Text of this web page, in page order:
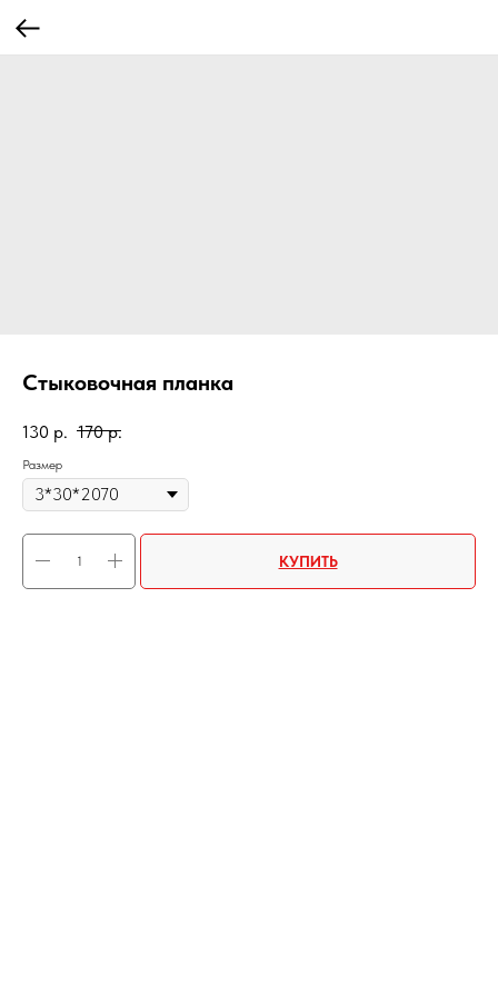
Стыковочная планка
130 р. 170 р.
Размер
КУПИТЬ